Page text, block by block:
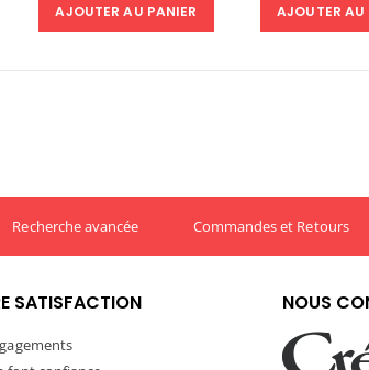
AJOUTER AU PANIER AJOUTER AU
Recherche avancée Commandes et Retours
SATISFACTION NOUS